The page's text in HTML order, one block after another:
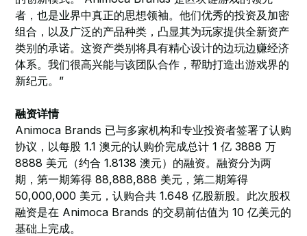
者，也是业界中真正的思想领袖。他们优秀的投资及加密
组合，以及广泛的产品种类，凸显其为玩家提供全新资产
类别的承诺。这资产类别将具有精心设计的边玩边赚经济
体系。我们很高兴能与该团队合作，帮助打造出游戏界的
新纪元。”
融资详情
Animoca Brands 已与多家机构和专业投资者签署了认购
协议，以每股 1.1 澳元的认购价完成总计 1 亿 3888 万
8888 美元（约合 1.8138 澳元）的融资。融资分为两
期，第一期筹得 88,888,888 美元，第二期筹得
50,000,000 美元，认购合共 1.648 亿股新股。此次股权
融资是在 Animoca Brands 的交易前估值为 10 亿美元的
基础上完成。